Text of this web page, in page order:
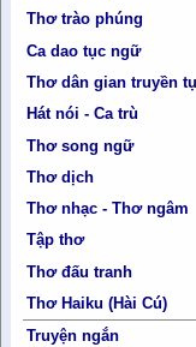
Thơ trào phúng
Ca dao tục ngữ
Thơ dân gian truyền
Hát nói - Ca trù
Thơ song ngữ
Thơ dịch
Thơ nhạc - Thơ ngâm
Tập thơ
Thơ đấu tranh
Thơ Haiku (Hài Cú)
Truyện ngắn